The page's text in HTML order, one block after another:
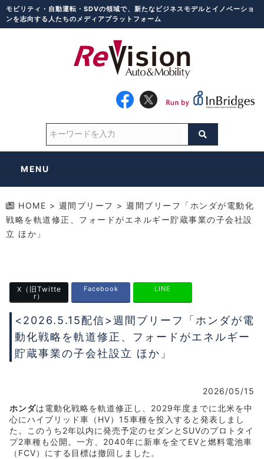
モビリティ・自動運転・SDVの領域で、新たなビジネスモデルとイノベーショ
ンを志向する人たちのメディアプラットフォーム
MENU
HOME > 週間ブリーフ > 週間ブリーフ「ホンダが電動化
戦略を軌道修正、フォードがエネルギー貯蔵事業の子会社設
立 ほか」
X （旧Twitte
r）
Facebook LINE
<2026.5.15配信>週間ブリーフ「ホンダが電
動化戦略を軌道修正、フォードがエネルギー
貯蔵事業の子会社設立 ほか」
2026/05/15
ホンダは電動化戦略を軌道修正し、2029年度までに北米を中
心にハイブリッド車（HV）15車種を投入すると発表しまし
た。このうち2年以内に発売予定のセダンとSUVのプロトタイ
プ2車種も公開。一方、2040年に新車を全てEVと燃料電池車
（FCV）にする目標は撤回しました。